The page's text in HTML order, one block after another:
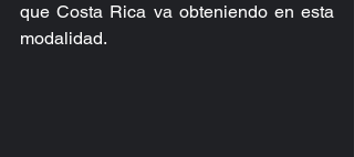
que Costa Rica va obteniendo en esta
modalidad.